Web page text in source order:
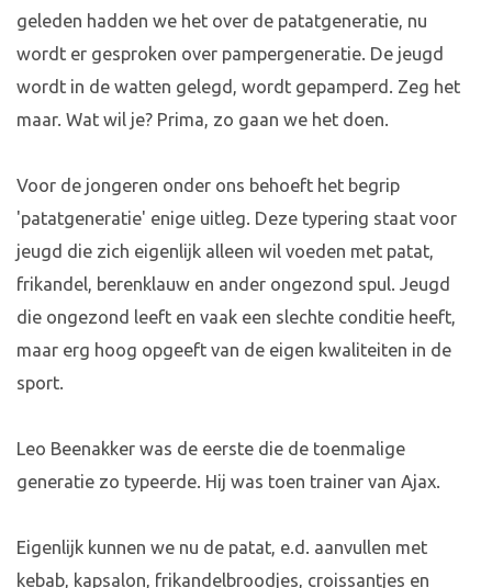
geleden hadden we het over de patatgeneratie, nu
wordt er gesproken over pampergeneratie. De jeugd
wordt in de watten gelegd, wordt gepamperd. Zeg het
maar. Wat wil je? Prima, zo gaan we het doen.
Voor de jongeren onder ons behoeft het begrip
'patatgeneratie' enige uitleg. Deze typering staat voor
jeugd die zich eigenlijk alleen wil voeden met patat,
frikandel, berenklauw en ander ongezond spul. Jeugd
die ongezond leeft en vaak een slechte conditie heeft,
maar erg hoog opgeeft van de eigen kwaliteiten in de
sport.
Leo Beenakker was de eerste die de toenmalige
generatie zo typeerde. Hij was toen trainer van Ajax.
Eigenlijk kunnen we nu de patat, e.d. aanvullen met
kebab, kapsalon, frikandelbroodjes, croissantjes en